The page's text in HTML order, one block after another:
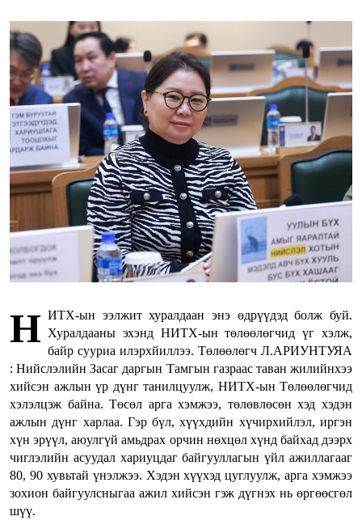
Н ИТХ-ын ээлжит хуралдаан энэ өдрүүдэд болж буй.
Хуралдааны эхэнд НИТХ-ын төлөөлөгчид үг хэлж,
байр сууриа илэрхйиллээ. Төлөөлөгч Л.АРИУНТУЯА
: Нийслэлийн Засаг даргын Тамгын газраас таван жилийнхээ
хийсэн ажлын үр дүнг танилцуулж, НИТХ-ын Төлөөлөгчид
хэлэлцэж байна. Төсөл арга хэмжээ, төлөвлөсөн хэд хэдэн
ажлын дүнг харлаа. Гэр бүл, хүүхдийн хүчирхийлэл, иргэн
хүн эрүүл, аюулгүй амьдрах орчин нөхцөл хүнд байхад дээрх
чиглэлийн асуудал хариуцдаг байгууллагын үйл ажиллагааг
80, 90 хувьтай үнэлжээ. Хэдэн хүүхэд цуглуулж, арга хэмжээ
зохион байгуулсныгаа ажил хийсэн гэж дүгнэх нь өргөөсгөл
шүү.